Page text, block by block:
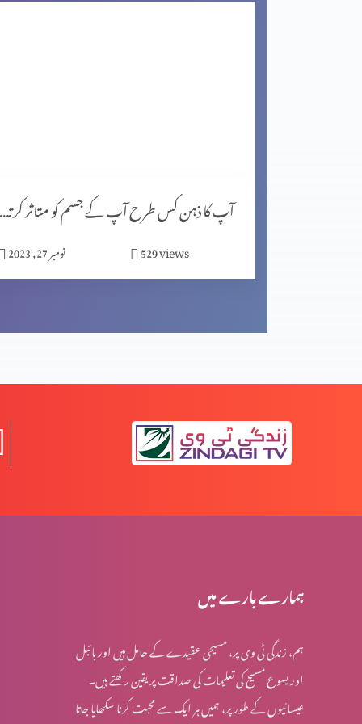
مصروف دنیا میں پھلدار زندگی گزارنا (1-1)
اپنے دُکھ کوضائع نہ کریں (2-2)
جلے لیکن تلخ نہیں ہوئے (2-2)
جلے لیکن تلخ نہیں ہوئے (1-1)
کسی بھی وقت پارکنگ نہیں ہو سکتی (1-1)
اُس پر دھیان دیں جو بہترین خوشی دے (2-6)
آپ کا ذہن کس طرح آپ کے جسم کو متاثر کرتا ہے (پارٹ 2)
نومبر 27, 2023 529views
ہمارے بارے میں
ہم، زندگی ٹی وی پر، مسیحی عقیدے کے حامل ہیں اور بائبل
اور یسوع مسیح کی تعلیمات کی صداقت پر یقین رکھتے ہیں۔
عیسائیوں کے طور پر، ہمیں ہر ایک سے محبت کرنا سکھایا جاتا